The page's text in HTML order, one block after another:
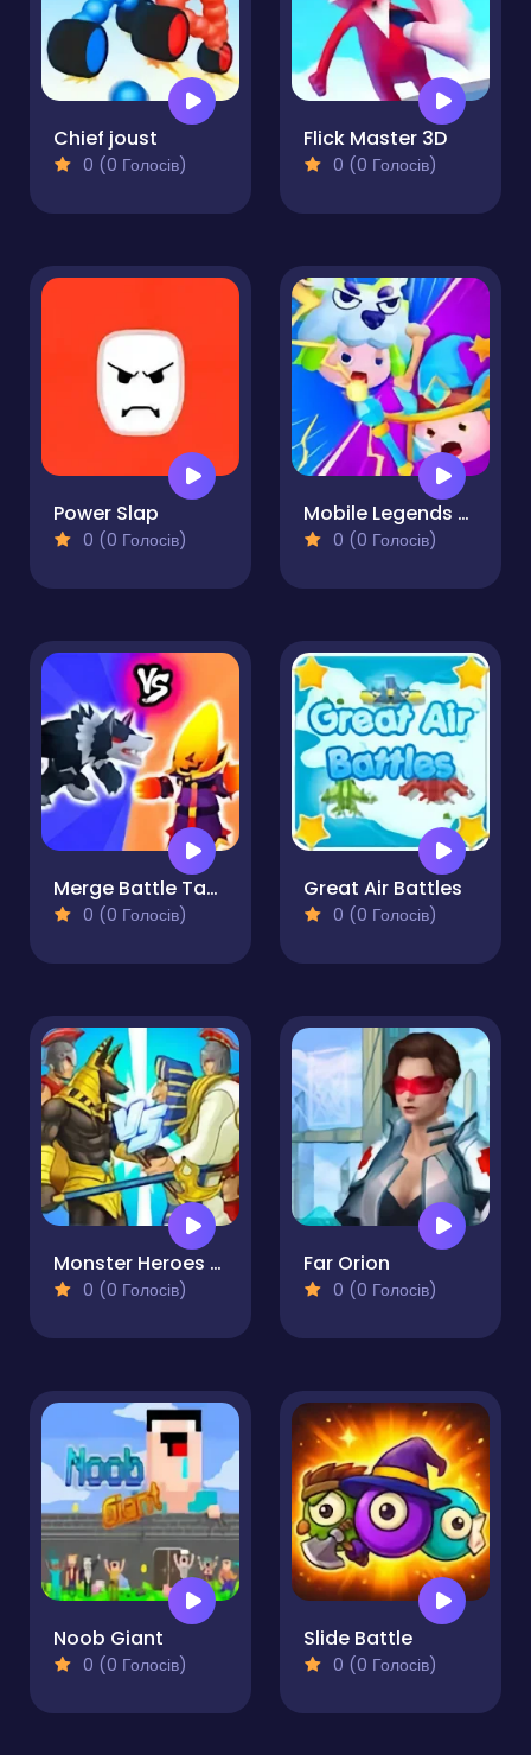
Chief joust
0 (0 Голосів)
Flick Master 3D
0 (0 Голосів)
Power Slap
0 (0 Голосів)
Mobile Legends Slime 3v3
0 (0 Голосів)
Merge Battle Tactics
0 (0 Голосів)
Great Air Battles
0 (0 Голосів)
Monster Heroes of Myths
0 (0 Голосів)
Far Orion
0 (0 Голосів)
Noob Giant
0 (0 Голосів)
Slide Battle
0 (0 Голосів)